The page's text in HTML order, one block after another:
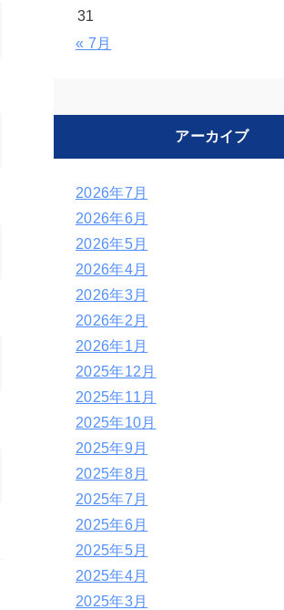
31
« 7月
アーカイブ
2026年7月
2026年6月
2026年5月
2026年4月
2026年3月
2026年2月
2026年1月
2025年12月
2025年11月
2025年10月
2025年9月
2025年8月
2025年7月
2025年6月
2025年5月
2025年4月
2025年3月